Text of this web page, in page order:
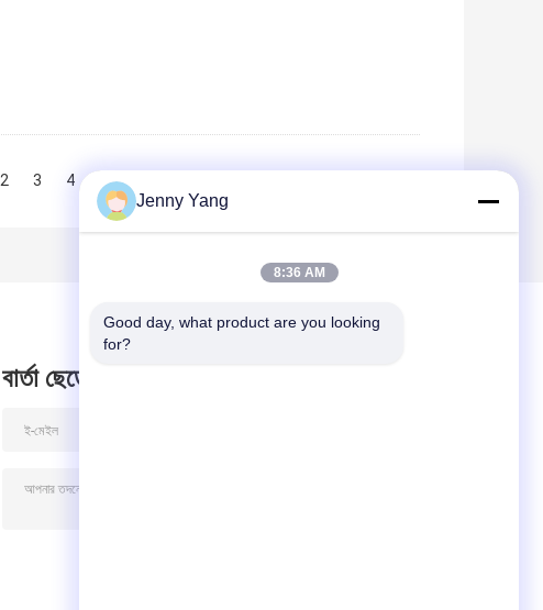
2 3 4 5 >>
বার্তা ছেড়ে
Jenny Yang
8:36 AM
Good day, what product are you looking
for?